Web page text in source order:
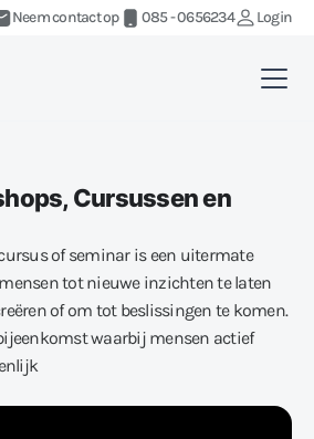
Neem contact op 085 - 0656234 Login
Cursussen en
of seminar is een uitermate
tot nieuwe inzichten te laten
of om tot beslissingen te komen.
waarbij mensen actief